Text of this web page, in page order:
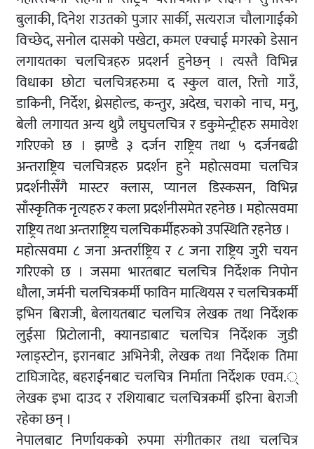
बुलाकी, दिनेश राउतको पुजार सार्की, सत्यराज चौलागाईको
विच्छेद, सनोल दासको पखेटा, कमल एक्चाई मगरको डेसान
लगायतका चलचित्रहरु प्रदशर्न हुनेछन् । त्यस्तै विभिन्न
विधाका छोटा चलचित्रहरुमा द स्कुल वाल, रित्तो गाउँ,
डाकिनी, निर्देश, थ्रेसहोल्ड, कन्तुर, अदेख, चराको नाच, मनु,
बेली लगायत अन्य थुप्रै लघुचलचित्र र डकुमेन्ट्रीहरु समावेश
गरिएको छ । झण्डै ३ दर्जन राष्ट्रिय तथा ५ दर्जनबढी
अन्तराष्ट्रिय चलचित्रहरु प्रदर्शन हुने महोत्सवमा चलचित्र
प्रदर्शनीसँगै मास्टर क्लास, प्यानल डिस्कसन, विभिन्न
साँस्कृतिक नृत्यहरु र कला प्रदर्शनीसमेत रहनेछ । महोत्सवमा
राष्ट्रिय तथा अन्तराष्ट्रिय चलचिकर्मीहरुको उपस्थिति रहनेछ ।
महोत्सवमा ८ जना अन्तर्राष्ट्रिय र ८ जना राष्ट्रिय जुरी चयन
गरिएको छ । जसमा भारतबाट चलचित्र निर्देशक निपोन
धौला, जर्मनी चलचित्रकर्मी फाविन मात्थियस र चलचित्रकर्मी
इभिन बिराजी, बेलायतबाट चलचित्र लेखक तथा निर्देशक
लुईसा प्रिटोलानी, क्यानडाबाट चलचित्र निर्देशक जुडी
ग्लाड्स्टोन, इरानबाट अभिनेत्री, लेखक तथा निर्देशक तिमा
टाघिजादेह, बहराईनबाट चलचित्र निर्माता निर्देशक एवम.्
लेखक इभा दाउद र रशियाबाट चलचित्रकर्मी इरिना बेराजी
रहेका छन् ।
नेपालबाट निर्णायकको रुपमा संगीतकार तथा चलचित्र